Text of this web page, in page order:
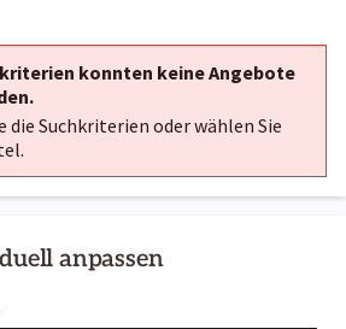
anpassen
konnten keine Angebote
die Suchkriterien oder wählen Sie